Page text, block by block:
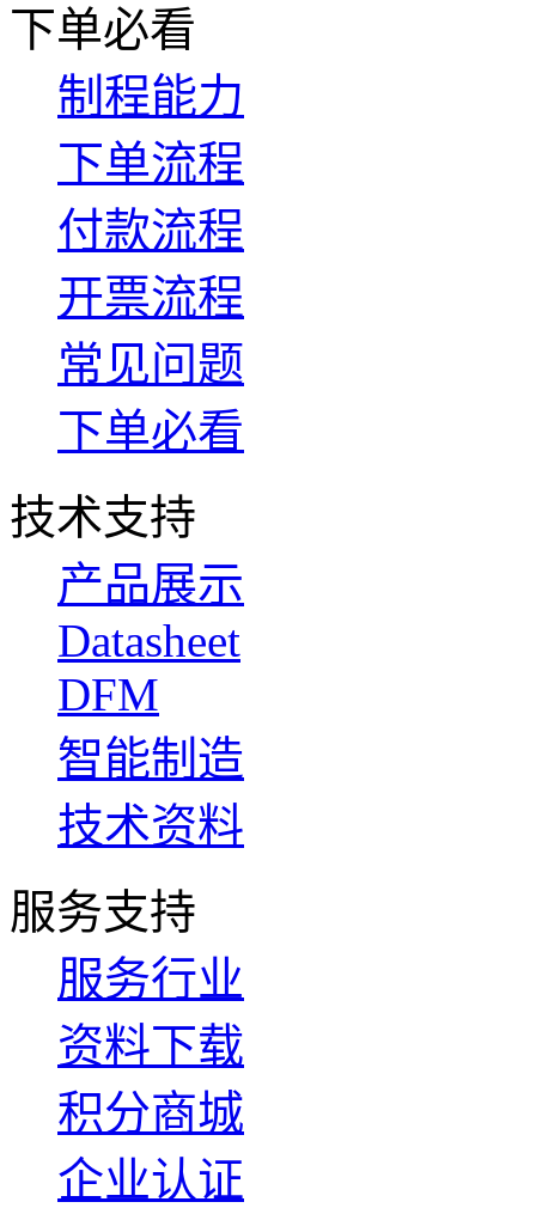
下单必看
制程能力
下单流程
付款流程
开票流程
常见问题
下单必看
技术支持
产品展示
Datasheet
DFM
智能制造
技术资料
服务支持
服务行业
资料下载
积分商城
企业认证